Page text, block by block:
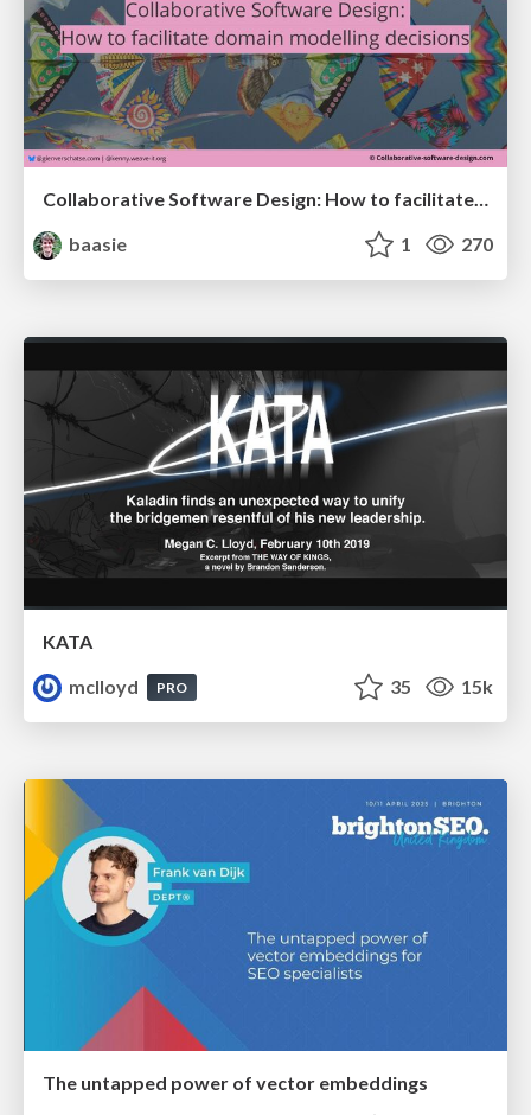
Collaborative Software Design: How to facilitate domain modelling decisions
baasie
1 270
KATA
mclloyd
PRO 35 15k
The untapped power of vector embeddings